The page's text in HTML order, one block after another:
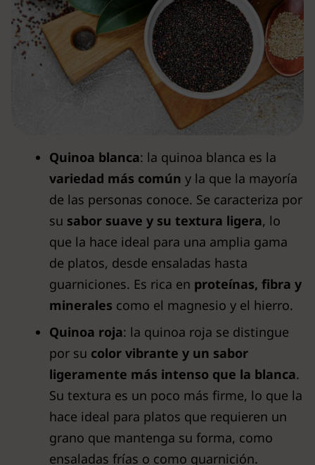
Quinoa blanca: la quinoa blanca es la
variedad más común y la que la mayoría
de las personas conoce. Se caracteriza por
su sabor suave y su textura ligera, lo
que la hace ideal para una amplia gama
de platos, desde ensaladas hasta
guarniciones. Es rica en proteínas, fibra y
minerales como el magnesio y el hierro.
Quinoa roja: la quinoa roja se distingue
por su color vibrante y un sabor
ligeramente más intenso que la blanca.
Su textura es un poco más firme, lo que la
hace ideal para platos que requieren un
grano que mantenga su forma, como
ensaladas frías o como guarnición.